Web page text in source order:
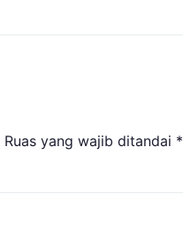
Ruas yang wajib ditandai *